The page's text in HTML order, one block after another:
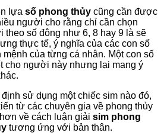
lựa số phong thủy cũng cần được
người cho rằng chỉ cần chọn
theo số đông như 6, 8 hay 9 là sẽ
thực tế, ý nghĩa của các con số
của từng cá nhân. Một con số
cho người này nhưng lại mang ý
sử dụng một chiếc sim nào đó,
từ các chuyên gia về phong thủy
về cách luận giải sim phong
tương ứng với bản thân.